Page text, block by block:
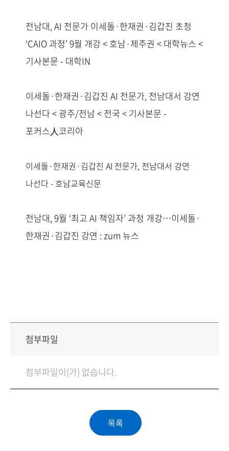
전남대, AI 전문가 이세돌·한재권·김갑진 초청
‘CAIO 과정’ 9월 개강 < 호남·제주권 < 대학뉴스 <
기사본문 - 대학IN
이세돌·한재권·김갑진 AI 전문가, 전남대서 강연
나선다 < 광주/전남 < 전국 < 기사본문 -
포커스人코리아
이세돌·한재권·김갑진 AI 전문가, 전남대서 강연
나선다 - 호남교육신문
전남대, 9월 ‘최고 AI 책임자’ 과정 개강…이세돌·
한재권·김갑진 강연 : zum 뉴스
첨부파일
첨부파일이(가) 없습니다.